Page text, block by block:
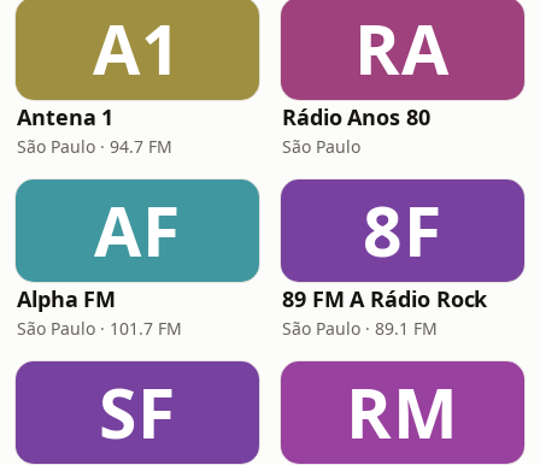
A1
Antena 1
São Paulo · 94.7 FM
RA
Rádio Anos 80
São Paulo
AF
Alpha FM
São Paulo · 101.7 FM
8F
89 FM A Rádio Rock
São Paulo · 89.1 FM
SF RM